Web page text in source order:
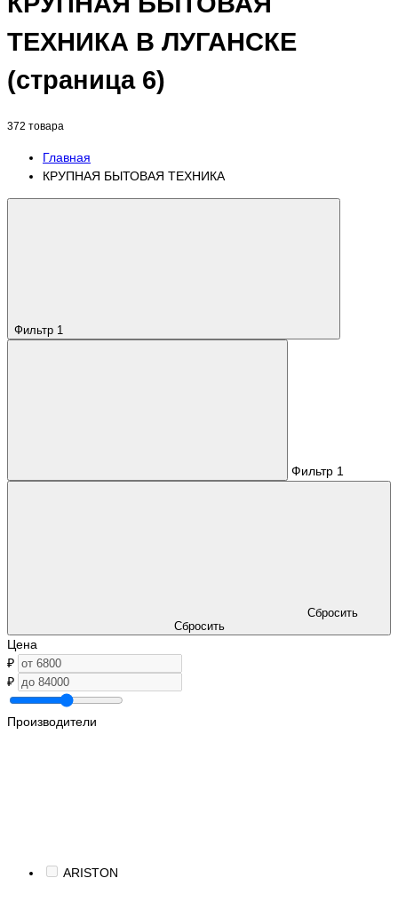
ТЕХНИКА В ЛУГАНСКЕ
(страница 6)
372 товара
Главная
КРУПНАЯ БЫТОВАЯ ТЕХНИКА
Фильтр 1
Фильтр 1
Сбросить
Сбросить
Цена
₽
₽
Производители
ARISTON